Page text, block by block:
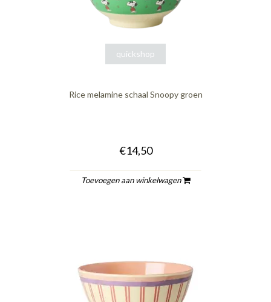
quickshop
Rice melamine schaal Snoopy groen
€14,50
Toevoegen aan winkelwagen